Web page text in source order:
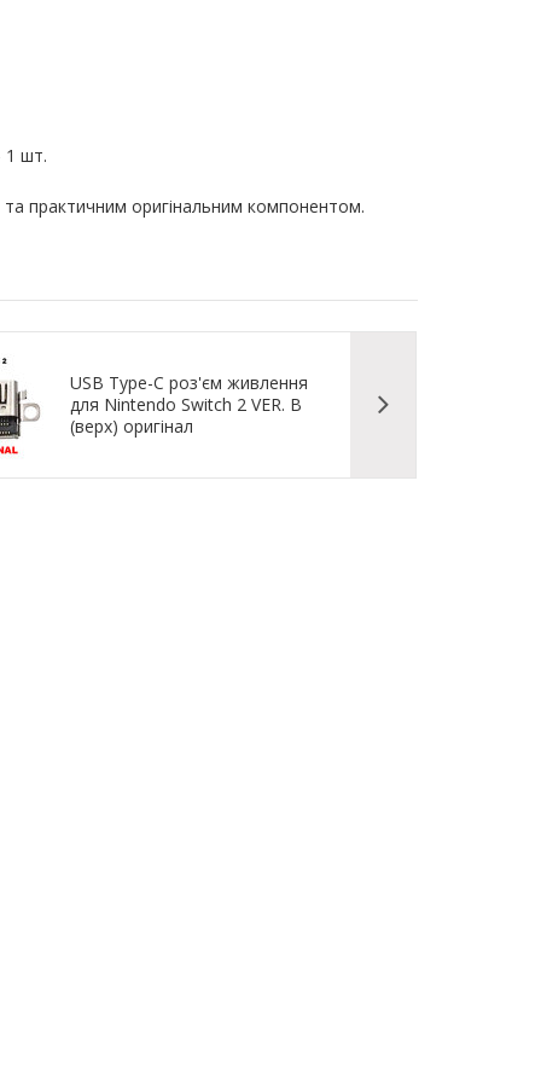
1 шт.
практичним оригінальним компонентом.
USB Type-C роз'єм живлення
для Nintendo Switch 2 VER. B
(верх) оригінал